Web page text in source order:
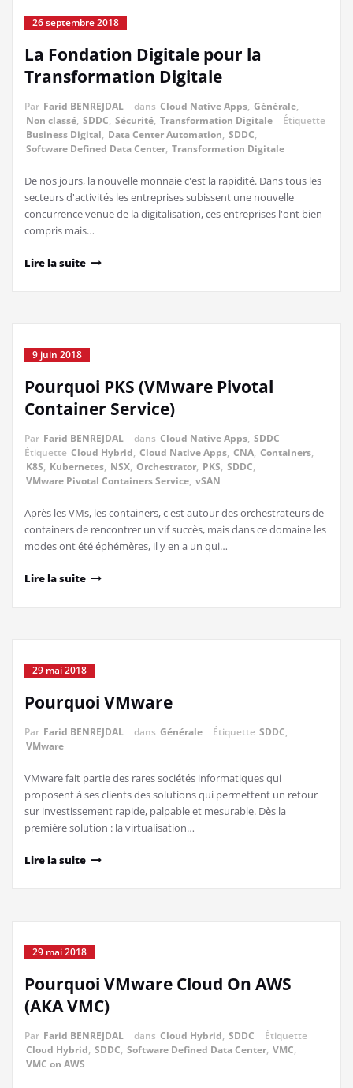
26 septembre 2018
La Fondation Digitale pour la
Transformation Digitale
Par Farid BENREJDAL dans Cloud Native Apps, Générale,
Non classé, SDDC, Sécurité, Transformation Digitale
Étiquette
Business Digital, Data Center Automation, SDDC,
Software Defined Data Center, Transformation Digitale
De nos jours, la nouvelle monnaie c'est la rapidité. Dans tous les
secteurs d'activités les entreprises subissent une nouvelle
concurrence venue de la digitalisation, ces entreprises l'ont bien
compris mais…
Lire la suite
9 juin 2018
Pourquoi PKS (VMware Pivotal
Container Service)
Par Farid BENREJDAL dans Cloud Native Apps, SDDC
Étiquette Cloud Hybrid, Cloud Native Apps, CNA, Containers,
K8S, Kubernetes, NSX, Orchestrator, PKS, SDDC,
VMware Pivotal Containers Service, vSAN
Après les VMs, les containers, c'est autour des orchestrateurs de
containers de rencontrer un vif succès, mais dans ce domaine les
modes ont été éphémères, il y en a un qui…
Lire la suite
29 mai 2018
Pourquoi VMware
Par Farid BENREJDAL dans Générale Étiquette SDDC,
VMware
VMware fait partie des rares sociétés informatiques qui
proposent à ses clients des solutions qui permettent un retour
sur investissement rapide, palpable et mesurable. Dès la
première solution : la virtualisation…
Lire la suite
29 mai 2018
Pourquoi VMware Cloud On AWS
(AKA VMC)
Par Farid BENREJDAL dans Cloud Hybrid, SDDC
Étiquette
Cloud Hybrid, SDDC, Software Defined Data Center, VMC,
VMC on AWS